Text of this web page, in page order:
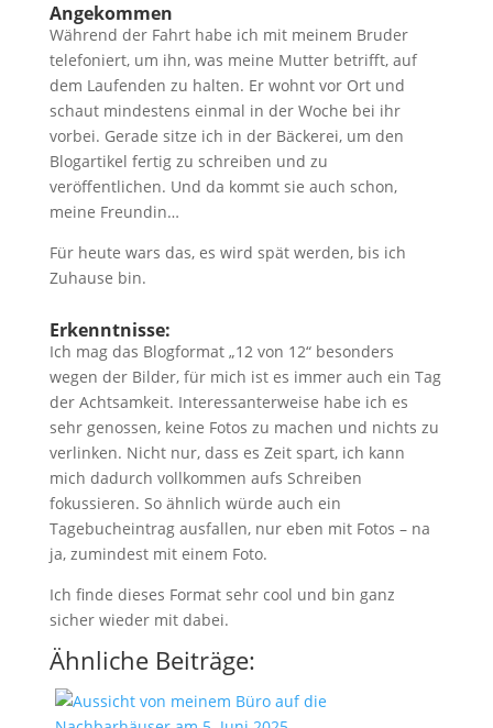
Angekommen
Während der Fahrt habe ich mit meinem Bruder
telefoniert, um ihn, was meine Mutter betrifft, auf
dem Laufenden zu halten. Er wohnt vor Ort und
schaut mindestens einmal in der Woche bei ihr
vorbei. Gerade sitze ich in der Bäckerei, um den
Blogartikel fertig zu schreiben und zu
veröffentlichen. Und da kommt sie auch schon,
meine Freundin…
Für heute wars das, es wird spät werden, bis ich
Zuhause bin.
Erkenntnisse:
Ich mag das Blogformat „12 von 12“ besonders
wegen der Bilder, für mich ist es immer auch ein Tag
der Achtsamkeit. Interessanterweise habe ich es
sehr genossen, keine Fotos zu machen und nichts zu
verlinken. Nicht nur, dass es Zeit spart, ich kann
mich dadurch vollkommen aufs Schreiben
fokussieren. So ähnlich würde auch ein
Tagebucheintrag ausfallen, nur eben mit Fotos – na
ja, zumindest mit einem Foto.
Ich finde dieses Format sehr cool und bin ganz
sicher wieder mit dabei.
Ähnliche Beiträge: